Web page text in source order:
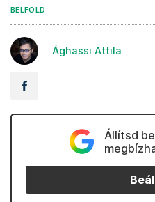
BELFÖLD
Ághassi Attila
Állítsd